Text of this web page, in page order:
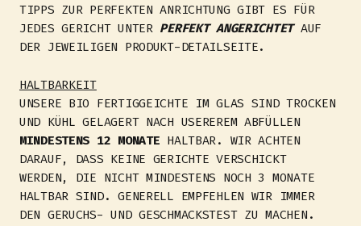
TIPPS ZUR PERFEKTEN ANRICHTUNG GIBT ES FÜR
JEDES GERICHT UNTER PERFEKT ANGERICHTET AUF
DER JEWEILIGEN PRODUKT-DETAILSEITE.
HALTBARKEIT
UNSERE BIO FERTIGGEICHTE IM GLAS SIND TROCKEN
UND KÜHL GELAGERT NACH USEREREM ABFÜLLEN
MINDESTENS 12 MONATE HALTBAR. WIR ACHTEN
DARAUF, DASS KEINE GERICHTE VERSCHICKT
WERDEN, DIE NICHT MINDESTENS NOCH 3 MONATE
HALTBAR SIND. GENERELL EMPFEHLEN WIR IMMER
DEN GERUCHS- UND GESCHMACKSTEST ZU MACHEN.